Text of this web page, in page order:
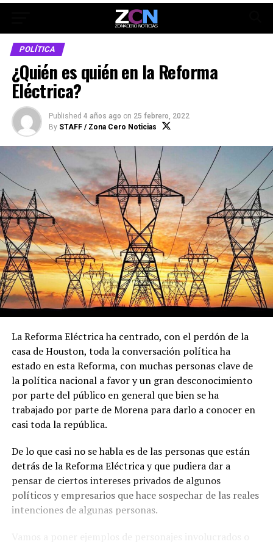
POLÍTICA
¿Quién es quién en la Reforma
Eléctrica?
Published 4 años ago on 25 febrero, 2022
By STAFF / Zona Cero Noticias
La Reforma Eléctrica ha centrado, con el perdón de la
casa de Houston, toda la conversación política ha
estado en esta Reforma, con muchas personas clave de
la política nacional a favor y un gran desconocimiento
por parte del público en general que bien se ha
trabajado por parte de Morena para darlo a conocer en
casi toda la república.
De lo que casi no se habla es de las personas que están
detrás de la Reforma Eléctrica y que pudiera dar a
pensar de ciertos intereses privados de algunos
políticos y empresarios que hace sospechar de las reales
intenciones de algunas personas.